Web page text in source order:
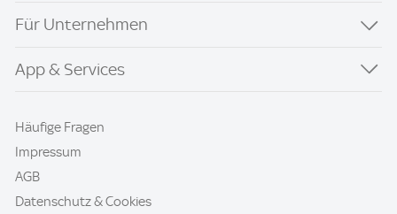
Für Unternehmen
App & Services
Häufige Fragen
Impressum
AGB
Datenschutz & Cookies